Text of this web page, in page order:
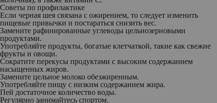
Советы по профилактике
Если черная шея связана с ожирением, то следует изменить
пищевые привычки и постараться снизить вес.
Замените рафинированные углеводы цельнозерновыми
продуктами.
Употребляйте продукты, богатые клетчаткой, такие как свежие
фрукты и овощи.
Сократите перекусы продуктами с высоким содержанием
насыщенных жиров.
Замените цельное молоко обезжиренным.
Употребляйте пищу с низким содержанием жира.
Пей достаточное количество воды.
Регулярно занимайтесь спортом.